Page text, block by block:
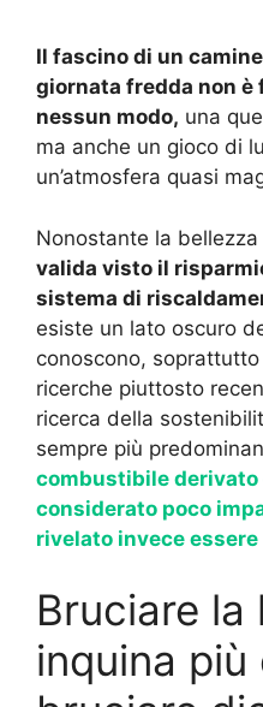
Il fascino di un
giornata fredda non è
nessun modo, una
ma anche un gioco di
un’atmosfera quasi
Nonostante la
valida visto il
sistema di
esiste un lato oscuro
conoscono,
ricerche piuttosto
ricerca della
sempre più
combustibile derivato
considerato poco
rivelato invece
Bruciare la
inquina più